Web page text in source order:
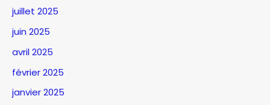
juillet 2025
juin 2025
avril 2025
février 2025
janvier 2025